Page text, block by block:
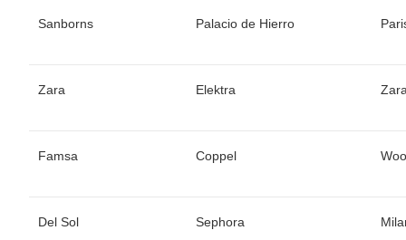
Sanborns Palacio de Hierro
Zara Elektra
Famsa Coppel
Del Sol Sephora